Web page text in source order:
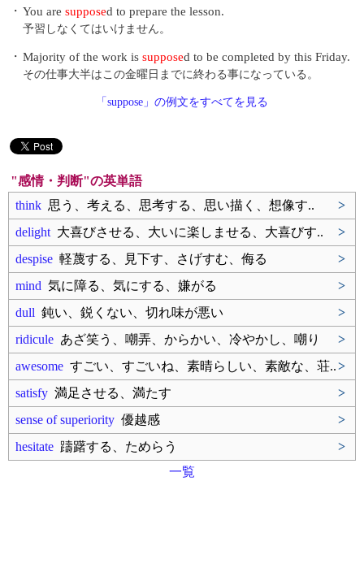
・ You are supposed to prepare the lesson.
予習しなくてはいけません。
・ Majority of the work is supposed to be completed by this Friday.
その仕事大半はこの金曜日までに終わる事になっている。
「suppose」の例文をすべてを見る
"感情・判断"の英単語
think 思う、考える、思考する、思い描く、想像す..
>
delight 大喜びさせる、大いに楽しませる、大喜びす..
>
despise 軽蔑する、見下す、さげすむ、侮る
>
mind 気に障る、気にする、嫌がる
>
dull 鈍い、鋭くない、切れ味が悪い
>
ridicule あざ笑う、嘲弄、からかい、冷やかし、嘲り
>
awesome すごい、すごいね、素晴らしい、素敵な、荘..>
satisfy 満足させる、満たす
>
sense of superiority 優越感
>
hesitate 躊躇する、ためらう
>
一覧